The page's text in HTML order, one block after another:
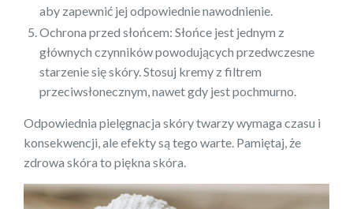
aby zapewnić jej odpowiednie nawodnienie.
Ochrona przed słońcem: Słońce jest jednym z
głównych czynników powodujących przedwczesne
starzenie się skóry. Stosuj kremy z filtrem
przeciwsłonecznym, nawet gdy jest pochmurno.
Odpowiednia pielęgnacja skóry twarzy wymaga czasu i
konsekwencji, ale efekty są tego warte. Pamiętaj, że
zdrowa skóra to piękna skóra.